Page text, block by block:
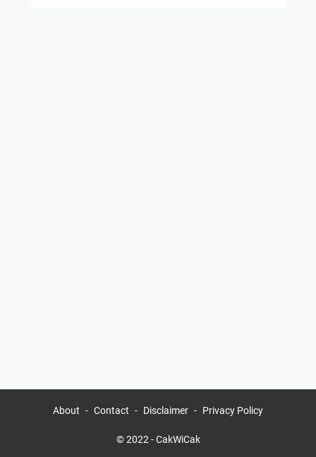
About Contact Disclaimer Privacy Policy
© 2022 -CakWiCak